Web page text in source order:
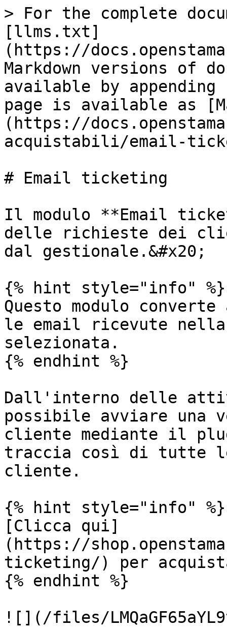
> For the complete
[llms.txt]
(https://
Markdown versions of
available by
page is available as
(https://
acquistabili/email-
# Email ticketing
Il modulo **Email
delle richieste dei
dal gestionale.&#x20;
{% hint style="info" %}
Questo modulo
le email ricevute
selezionata.
{% endhint %}
Dall'interno delle
possibile avviare una
cliente mediante il
traccia così di tutte
cliente.
{% hint style="info" %}
[Clicca qui]
(https://
ticketing/) per
{% endhint %}
![](/files/